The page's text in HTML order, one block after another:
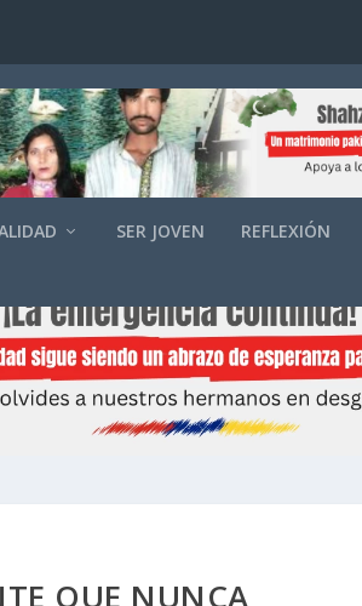
SER JOVEN REFLEXIÓN
QUE NUNCA